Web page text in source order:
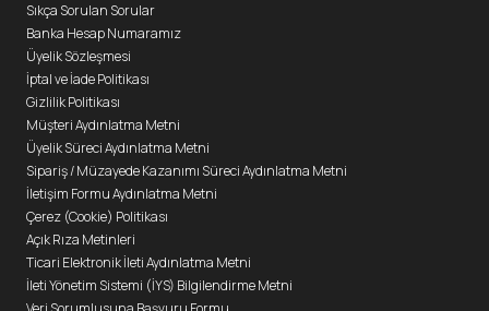
Sıkça Sorulan Sorular
Banka Hesap Numaramız
Üyelik Sözleşmesi
İptal ve İade Politikası
Gizlilik Politikası
Müşteri Aydınlatma Metni
Üyelik Süreci Aydınlatma Metni
Sipariş / Müzayede Kazanımı Süreci Aydınlatma Metni
İletişim Formu Aydınlatma Metni
Çerez (Cookie) Politikası
Açık Rıza Metinleri
Ticari Elektronik İleti Aydınlatma Metni
İleti Yönetim Sistemi (İYS) Bilgilendirme Metni